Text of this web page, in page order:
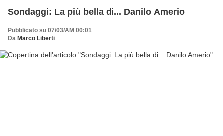
Sondaggi: La più bella di... Danilo Amerio
Pubblicato su 07/03/AM 00:01
Da Marco Liberti